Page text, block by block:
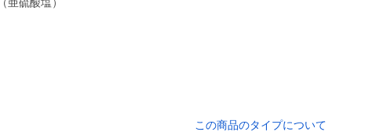
この商品のタイプについて